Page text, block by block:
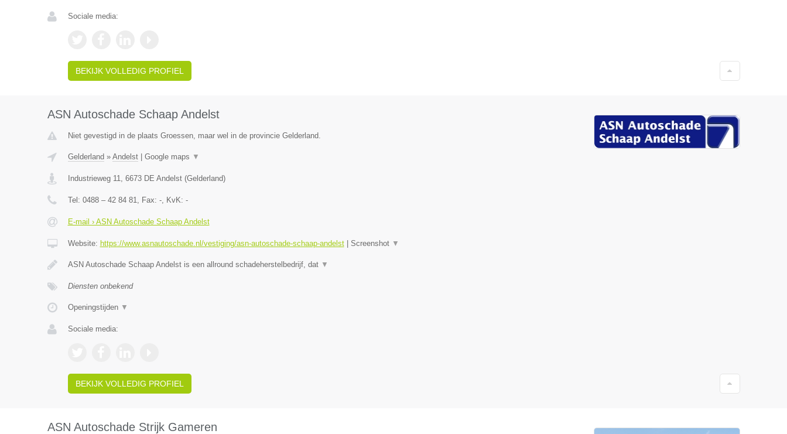
Sociale media:
BEKIJK VOLLEDIG PROFIEL
ASN Autoschade Schaap Andelst
Niet gevestigd in de plaats Groessen, maar wel in de provincie Gelderland.
Gelderland » Andelst| Google maps ▼
Industrieweg 11, 6673 DE Andelst(Gelderland)
Tel: 0488 – 42 84 81, Fax: -, KvK: -
E-mail › ASN Autoschade Schaap Andelst
Website: https://www.asnautoschade.nl/vestiging/asn-autoschade-schaap-andelst| Screenshot ▼
ASN Autoschade Schaap Andelst is een allround schadeherstelbedrijf, dat ▼
Diensten onbekend
Openingstijden ▼
Sociale media:
BEKIJK VOLLEDIG PROFIEL
ASN Autoschade Strijk Gameren